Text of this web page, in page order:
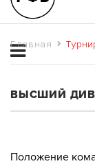
Главная
ВЫСШИЙ
Положение